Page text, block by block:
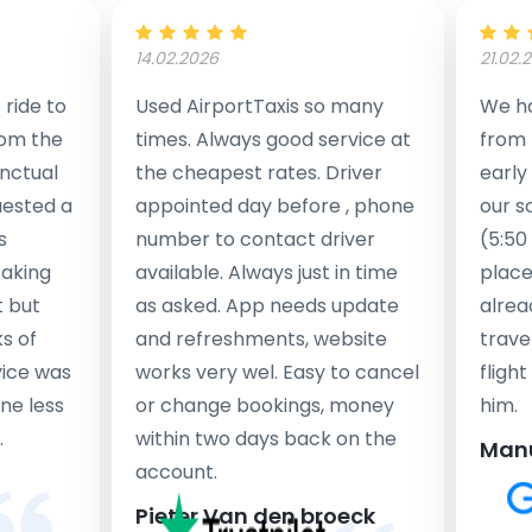
to
the
a
but
of
was
less
14.02.2026
Used AirportTaxis so many
times. Always good service at
the cheapest rates. Driver
appointed day before , phone
number to contact driver
available. Always just in time
as asked. App needs update
and refreshments, website
works very wel. Easy to cancel
or change bookings, money
within two days back on the
account.
Pieter Van den broeck
We
from
early
our
flight
him.